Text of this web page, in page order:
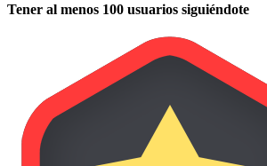
Tener al menos 100 usuarios siguiéndote